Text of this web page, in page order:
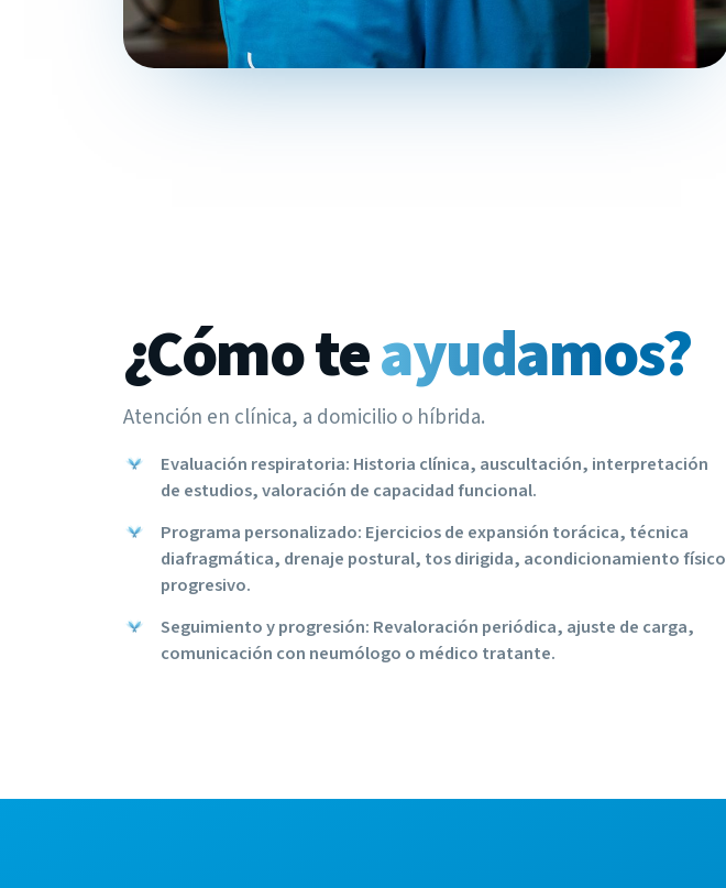
¿Cómo teayudamos?
Atención en clínica, a domicilio o híbrida.
Evaluación respiratoria: Historia clínica, auscultación, interpretación
de estudios, valoración de capacidad funcional.
Programa personalizado: Ejercicios de expansión torácica, técnica
diafragmática, drenaje postural, tos dirigida, acondicionamiento físico
progresivo.
Seguimiento y progresión: Revaloración periódica, ajuste de carga,
comunicación con neumólogo o médico tratante.